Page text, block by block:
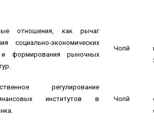
отношения, как рычаг
социально-экономических
и формирования рыночных
Чопӣ
регулирование
институтов в
Чопӣ